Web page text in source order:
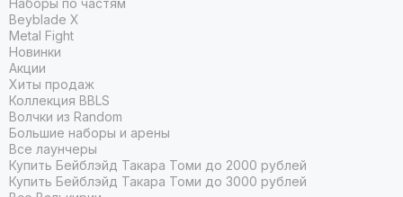
Наборы по частям
Beyblade X
Metal Fight
Новинки
Акции
Хиты продаж
Коллекция BBLS
Волчки из Random
Большие наборы и арены
Все лаунчеры
Купить Бейблэйд Такара Томи до 2000 рублей
Купить Бейблэйд Такара Томи до 3000 рублей